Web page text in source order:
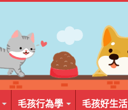
毛孩行為學 毛孩好生活